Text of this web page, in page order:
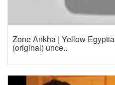
Zone Ankha | Yellow
(original) unce..